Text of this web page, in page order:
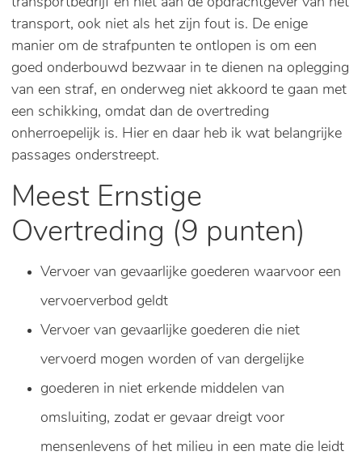
transport, ook niet als het zijn fout is. De enige
manier om de strafpunten te ontlopen is om een
goed onderbouwd bezwaar in te dienen na oplegging
van een straf, en onderweg niet akkoord te gaan met
een schikking, omdat dan de overtreding
onherroepelijk is. Hier en daar heb ik wat belangrijke
passages onderstreept.
Meest Ernstige
Overtreding (9 punten)
Vervoer van gevaarlijke goederen waarvoor een
vervoerverbod geldt
Vervoer van gevaarlijke goederen die niet
vervoerd mogen worden of van dergelijke
goederen in niet erkende middelen van
omsluiting, zodat er gevaar dreigt voor
mensenlevens of het milieu in een mate die leidt